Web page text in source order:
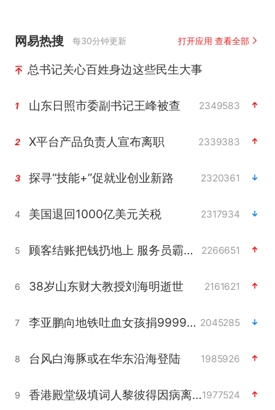
网易热搜 每30分钟更新 打开应用 查看全部
总书记关心百姓身边这些民生大事
1 山东日照市委副书记王峰被查 2349583
2 X平台产品负责人宣布离职 2339383
3 探寻“技能+”促就业创业新路 2320361
4 美国退回1000亿美元关税 2317934
5 顾客结账把钱扔地上 服务员霸气扔回 2266651
6 38岁山东财大教授刘海明逝世 2161621
7 李亚鹏向地铁吐血女孩捐99999元 2045285
8 台风白海豚或在华东沿海登陆 1985926
9 香港殿堂级填词人黎彼得因病离世 终年76岁1977524